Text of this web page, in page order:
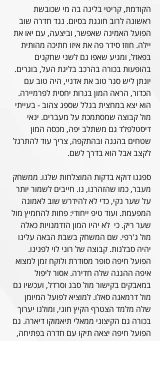
הקודמת, קריטי בליגה בה מי שכובשת
ראשונה לרוב חוגגת בסיום. נגד חדרה שוב
הפועל האמינה שאפשר, וביצעה, עם יאו את
יילה. חוזז סידר פה את איזו חתיכה מהותית
בפאזל, ומגיע שאפו גם לשני שחקנים
בהופעות בכורה בהרכב בליגת העל, בוגרים.
יונתן ליש סגר טוב את אדניי, היה טוב עם
הכדור, הראה המון בגרות יחסית לפרמיירה.
הוא יצא במחצית בגלל שספג צהוב - בעייתי
מול קבוצה שמסתמכת על מעברים. ינאי
דיסטלפלד גם משתלב יפה, מכסה המון
שטחים בהגנה ובהתקפה, צריך עוד להתרגל
לקצב אבל הוא בדרך לשם.
ספגנו דוקא בדקות המוצלחות שלנו. ממשחק
מעבר, כמו שהזהרנו, נו. חייבים לשמור יותר
על שער נקי, כדי לא להידרש שוב לאמונה
המפעמת. ועוד טיפ ייחודי: פחות להחמיץ מול
שער ריק. כי  לא יהיו המון הזדמנויות כאלה
מול ג'רפי. שם המשחק בשבת הבאה עלינו
יהיה סבלנות. קבוצה של רוני לוי לפנינו.
הפועל חיפה סופר מסודרת ולוקח זמן למצוא
איפה ההגנה שלה חדירה. אסור ליפול
במאבקים בקישור מול סבג וסרדל, ועכשיו גם
מול דרמאנה סאלו. למוציא לפועל המיומן
שלה מלמד הצטרף הקיץ חוגי, ומולנו יערוך
בכורה גם הקיצוני ממאלי תיאמוקו דיארה. גם
הפועל חיפה יצאה תיקו עם חדרה בפתיחה,